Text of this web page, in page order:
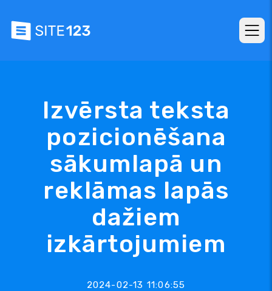
Izvērsta teksta
pozicionēšana
sākumlapā un
reklāmas lapās
dažiem
izkārtojumiem
2024-02-13 11:06:55